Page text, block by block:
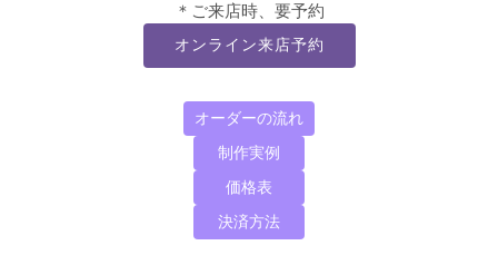
＊ご来店時、要予約
オンライン来店予約
オーダーの流れ
制作実例
価格表
決済方法